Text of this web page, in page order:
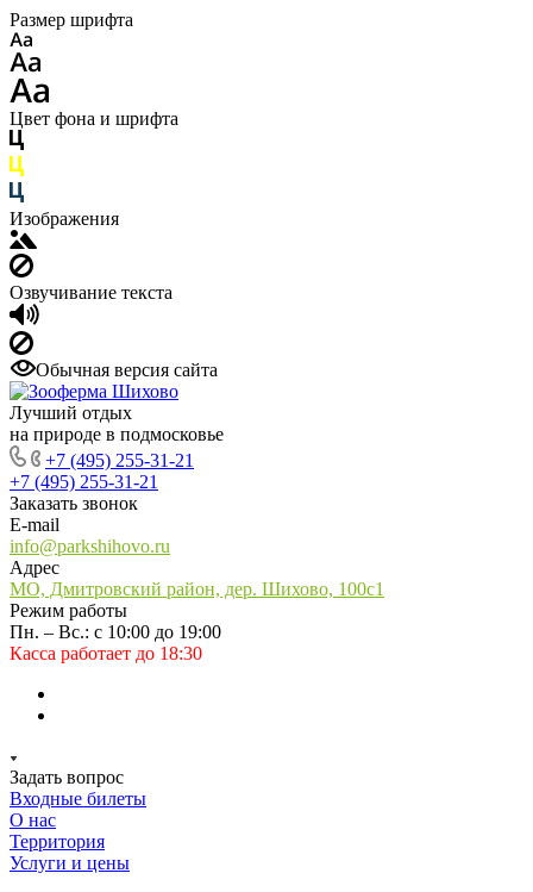
Размер шрифта
Цвет фона и шрифта
Изображения
Озвучивание текста
Обычная версия сайта
Лучший отдых
на природе в подмосковье
+7 (495) 255-31-21
+7 (495) 255-31-21
Заказать звонок
E-mail
info@parkshihovo.ru
Адрес
МО, Дмитровский район, дер. Шихово, 100с1
Режим работы
Пн. – Вс.: с 10:00 до 19:00
Касса работает до 18:30
Задать вопрос
Входные билеты
О нас
Территория
Услуги и цены